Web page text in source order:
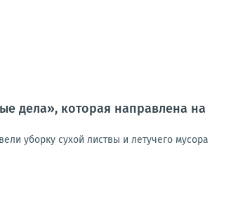
дела», которая направлена на
уборку сухой листвы и летучего мусора